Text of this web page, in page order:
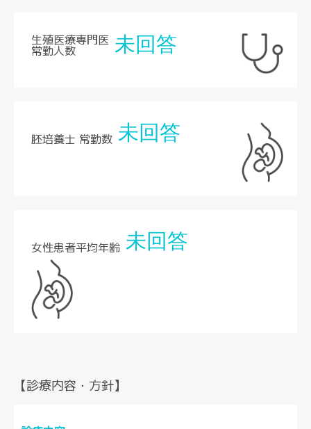
生殖医療専門医
常勤人数 未回答
胚培養士 常勤数 未回答
女性患者平均年齢 未回答
【診療内容・方針】